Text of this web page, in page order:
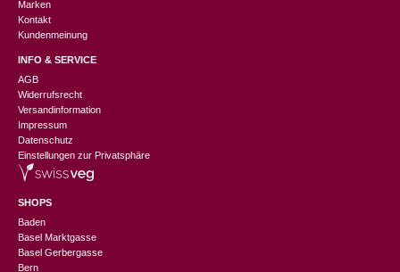
Marken
Kontakt
Kundenmeinung
INFO & SERVICE
AGB
Widerrufsrecht
Versandinformation
Impressum
Datenschutz
Einstellungen zur Privatsphäre
SHOPS
Baden
Basel Marktgasse
Basel Gerbergasse
Bern